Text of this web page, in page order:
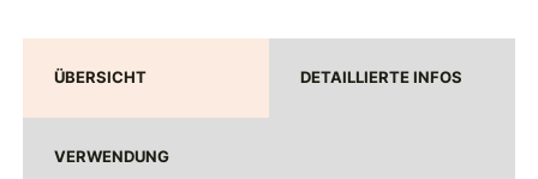
ÜBERSICHT DETAILLIERTE INFOS
VERWENDUNG